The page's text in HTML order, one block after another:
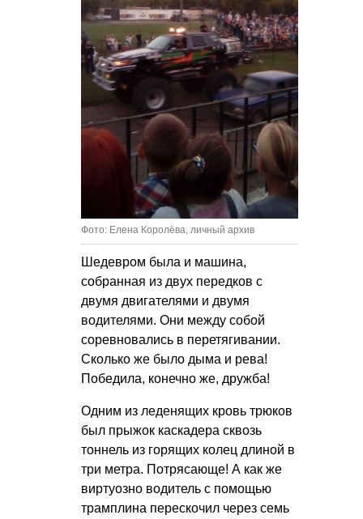
Фото: Елена Королёва, личный архив
Шедевром была и машина,
собранная из двух передков с
двумя двигателями и двумя
водителями. Они между собой
соревновались в перетягивании.
Сколько же было дыма и рева!
Победила, конечно же, дружба!
Одним из леденящих кровь трюков
был прыжок каскадера сквозь
тоннель из горящих колец длиной в
три метра. Потрясающе! А как же
виртуозно водитель с помощью
трамплина перескочил через семь